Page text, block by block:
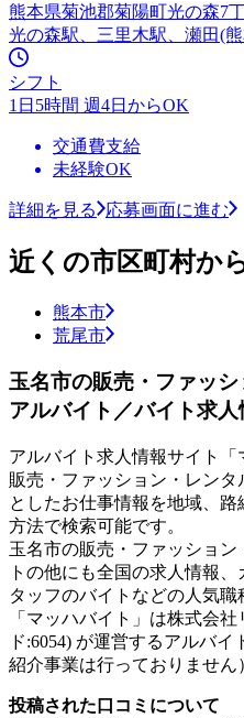
熊本県菊池郡菊陽町光の森7
光の森駅、三里木駅、瀬田(
シフト
1日5時間 週4日からOK
交通費支給
未経験OK
詳細を見る 応募画面に進む
近くの市区町村か
熊本市
荒尾市
玉名市の販売・ファッ
アルバイト／バイト求
アルバイト求人情報サイト
販売・ファッション・レン
としたお仕事情報を地域、
方法で検索可能です。
玉名市の販売・ファッショ
トの他にも全国の求人情報
タッフのバイトなどの人気職
「マッハバイト」は株式会
ド:6054) が運営するアルバ
紹介事業は行っておりません
投稿された口コミについて